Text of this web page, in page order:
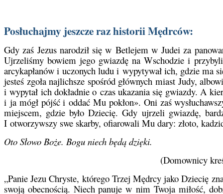
Posłuchajmy jeszcze raz historii Mędrców:
Gdy zaś Jezus narodził się w Betlejem w Judei za
Ujrzeliśmy bowiem jego gwiazdę na Wschodzie i
arcykapłanów i uczonych ludu i wypytywał ich, gdzie
jesteś zgoła najlichsze spośród głównych miast Judy,
i wypytał ich dokładnie o czas ukazania się gwiazdy. A
i ja mógł pójść i oddać Mu pokłon». Oni zaś
miejscem, gdzie było Dziecię. Gdy ujrzeli gwiazdę,
I otworzywszy swe skarby, ofiarowali Mu dary: złoto,
Oto Słowo Boże. Bogu niech będą dzięki.
(Domownicy
„Panie Jezu Chryste, którego Trzej Mędrcy jako Dziecię
swoją obecnością. Niech panuje w nim Twoja miłość,